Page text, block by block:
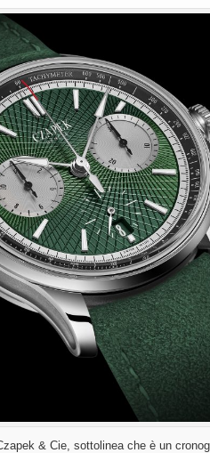
& Cie, sottolinea che è un